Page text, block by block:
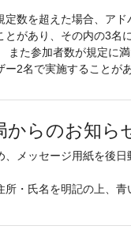
定数を超えた場合、アド
とがあり、その内の3名
また参加者数が規定に
2名で実施することがあ
からのお知ら
メッセージ用紙を後日
所・氏名を明記の上、青